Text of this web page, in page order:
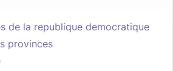
de la republique democratique
provinces